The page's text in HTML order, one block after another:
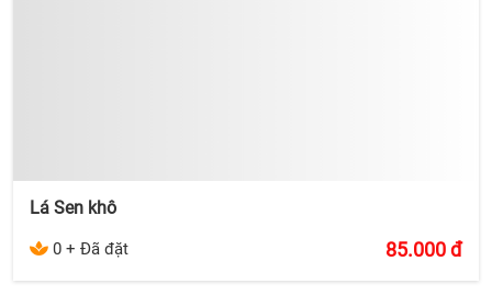
Lá Sen khô
0 + Đã đặt 85.000đ